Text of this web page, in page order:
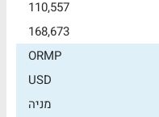
110,557
168,673
ORMP
USD
מניה